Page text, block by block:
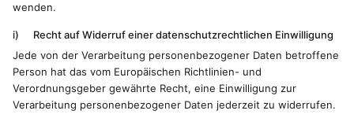
wenden.
i) Recht auf Widerruf einer datenschutzrechtlichen Einwilligung
Jede von der Verarbeitung personenbezogener Daten betroffene
Person hat das vom Europäischen Richtlinien- und
Verordnungsgeber gewährte Recht, eine Einwilligung zur
Verarbeitung personenbezogener Daten jederzeit zu widerrufen.